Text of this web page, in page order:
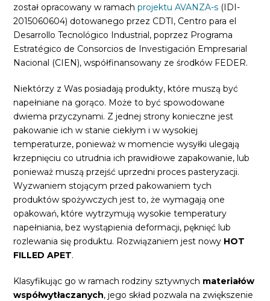
został opracowany w ramachprojektu AVANZA-s (IDI-
2015060604) dotowanego przez CDTI, Centro para el
Desarrollo Tecnológico Industrial, poprzez Programa
Estratégico de Consorcios de Investigación Empresarial
Nacional (CIEN), współfinansowany ze środków FEDER.
Niektórzy z Was posiadają produkty, które muszą być
napełniane na gorąco. Może to być spowodowane
dwiema przyczynami. Z jednej strony konieczne jest
pakowanie ich w stanie ciekłym i w wysokiej
temperaturze, ponieważ w momencie wysyłki ulegają
krzepnięciu co utrudnia ich prawidłowe zapakowanie, lub
ponieważ muszą przejść uprzedni proces pasteryzacji.
Wyzwaniem stojącym przed pakowaniem tych
produktów spożywczych jest to, że wymagają one
opakowań, które wytrzymują wysokie temperatury
napełniania, bez wystąpienia deformacji, pęknięć lub
rozlewania się produktu. Rozwiązaniem jest nowy HOT
FILLED APET.
Klasyfikując go w ramach rodziny sztywnych materiałów
współwytłaczanych, jego skład pozwala na zwiększenie